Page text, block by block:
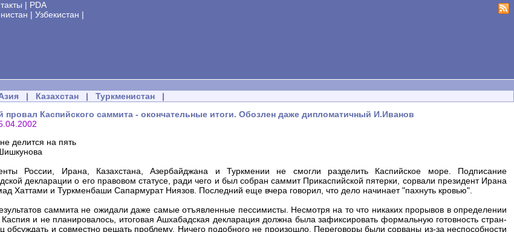
| PDA
| Узбекистан |
| Казахстан | Туркменистан |
провал Каспийского саммита - окончательные итоги. Обозлен даже дипломатичный И.Иванов
делится на пять
России, Ирана, Казахстана, Азербайджана и Туркмении не смогли разделить Каспийское море. Подписание
декларации о его правовом статусе, ради чего и был собран саммит Прикаспийской пятерки, сорвали президент Ирана
Хаттами и Туркменбаши Сапармурат Ниязов. Последний еще вчера говорил, что дело начинает "пахнуть кровью".
саммита не ожидали даже самые отъявленные пессимисты. Несмотря на то что никаких прорывов в определении
Каспия и не планировалось, итоговая Ашхабадская декларация должна была зафиксировать формальную готовность стран-
обсуждать и совместно решать проблему. Ничего подобного не произошло. Переговоры были сорваны из-за неспособности